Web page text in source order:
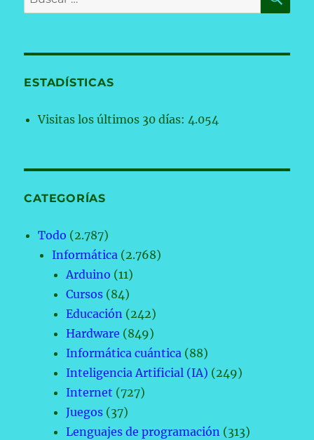
por:
ESTADÍSTICAS
Visitas los últimos 30 días:4.054
CATEGORÍAS
Todo (2.787)
Informática (2.768)
Arduino (11)
Cursos (84)
Educación (242)
Hardware (849)
Informática cuántica (88)
Inteligencia Artificial (IA) (249)
Internet (727)
Juegos (37)
Lenguajes de programación (313)